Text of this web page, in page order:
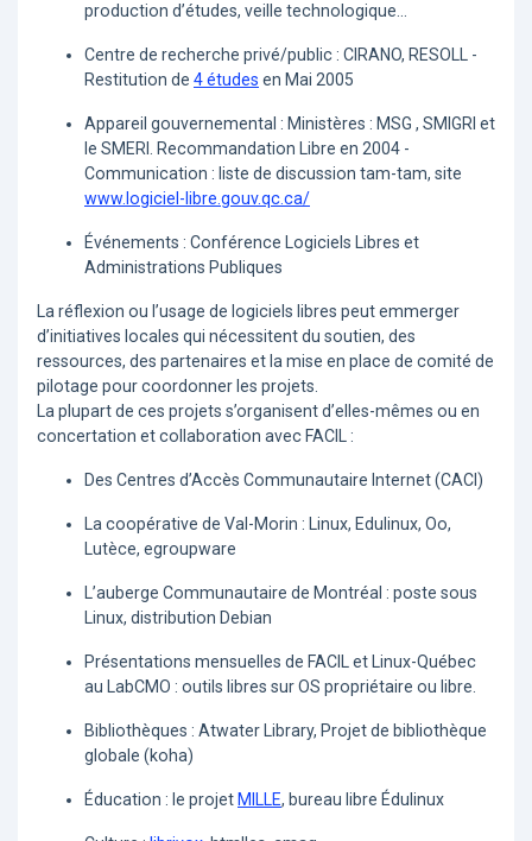
production d’études, veille technologique...
Centre de recherche privé/public : CIRANO, RESOLL -
Restitution de 4 études en Mai 2005
Appareil gouvernemental : Ministères : MSG , SMIGRI et
le SMERI. Recommandation Libre en 2004 -
Communication : liste de discussion tam-tam, site
www.logiciel-libre.gouv.qc.ca/
Événements : Conférence Logiciels Libres et
Administrations Publiques
La réflexion ou l’usage de logiciels libres peut emmerger
d’initiatives locales qui nécessitent du soutien, des
ressources, des partenaires et la mise en place de comité de
pilotage pour coordonner les projets.
La plupart de ces projets s’organisent d’elles-mêmes ou en
concertation et collaboration avec FACIL :
Des Centres d’Accès Communautaire Internet (CACI)
La coopérative de Val-Morin : Linux, Edulinux, Oo,
Lutèce, egroupware
L’auberge Communautaire de Montréal : poste sous
Linux, distribution Debian
Présentations mensuelles de FACIL et Linux-Québec
au LabCMO : outils libres sur OS propriétaire ou libre.
Bibliothèques : Atwater Library, Projet de bibliothèque
globale (koha)
Éducation : le projet MILLE, bureau libre Édulinux